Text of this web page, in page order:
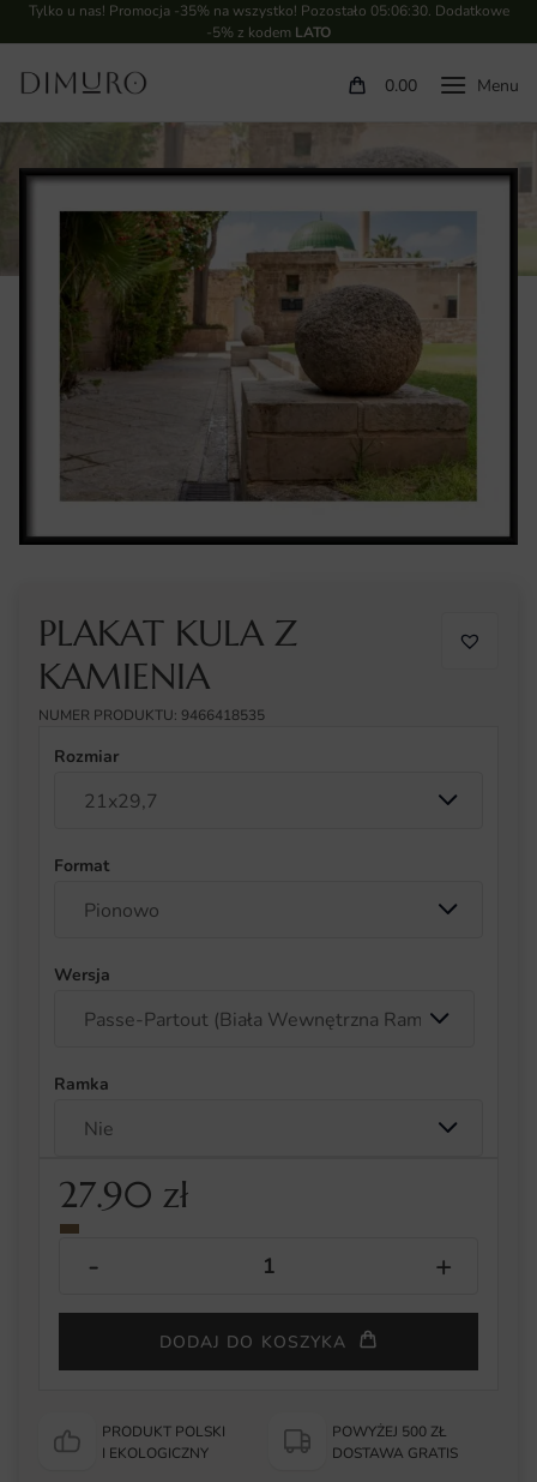
Tylko u nas! Promocja -35% na wszystko! Pozostało 05:06:29. Dodatkowe
-5% z kodem LATO
0.00
PLAKAT KULA Z
KAMIENIA
NUMER PRODUKTU: 9466418535
Rozmiar
Format
Wersja
Ramka
27.90 zł
DODAJ DO KOSZYKA
PRODUKT POLSKI
I EKOLOGICZNY
POWYŻEJ 500 ZŁ
DOSTAWA GRATIS